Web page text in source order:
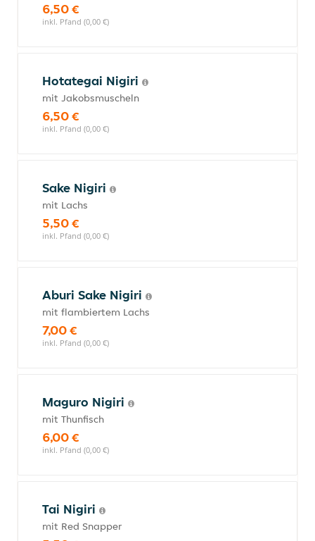
6,50 €
inkl. Pfand (0,00 €)
Hotategai Nigiri
mit Jakobsmuscheln
6,50 €
inkl. Pfand (0,00 €)
Sake Nigiri
mit Lachs
5,50 €
inkl. Pfand (0,00 €)
Aburi Sake Nigiri
mit flambiertem Lachs
7,00 €
inkl. Pfand (0,00 €)
Maguro Nigiri
mit Thunfisch
6,00 €
inkl. Pfand (0,00 €)
Tai Nigiri
mit Red Snapper